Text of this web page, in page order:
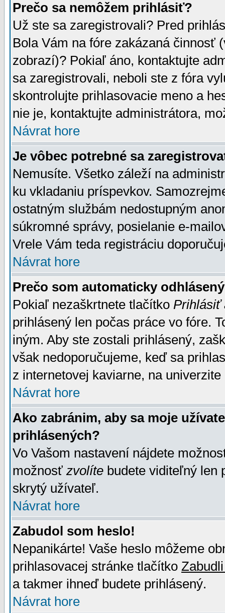
Prečo sa nemôžem prihlásiť?
Už ste sa zaregistrovali? Pred
Bola Vám na fóre zakázaná činnosť
zobrazí)? Pokiaľ áno, kontaktujte
sa zaregistrovali, neboli ste z fóra
skontrolujte prihlasovacie meno a
nie je, kontaktujte administrátora,
Návrat hore
Je vôbec potrebné sa
Nemusíte. Všetko záleží na
ku vkladaniu príspevkov.
ostatným službám nedostupným
súkromné správy, posielanie e-
Vrele Vám teda registráciu
Návrat hore
Prečo som automaticky
Pokiaľ nezaškrtnete tlačítko Prihlásiť
prihlásený len počas práce vo fóre.
iným. Aby ste zostali prihlásený,
však nedoporučujeme, keď sa
z internetovej kaviarne, na univerzite
Návrat hore
Ako zabránim, aby sa moje
prihlásených?
Vo Vašom nastavení nájdete
možnosť zvolíte budete viditeľný len
skrytý užívateľ.
Návrat hore
Zabudol som heslo!
Nepanikárte! Vaše heslo môžeme
prihlasovacej stránke tlačítko
a takmer ihneď budete prihlásený.
Návrat hore